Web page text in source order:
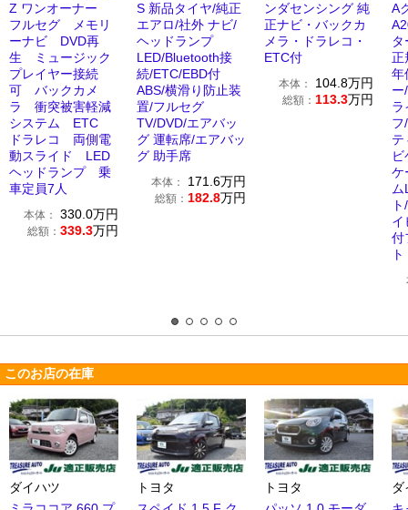
Z ワンオーナー
フルセグ メモリ
ーナビ DVD再
生 ミュージック
プレイヤー接続
可 バックカメ
ラ 衝突被害軽減
システム ETC
ドラレコ 両側電
動スライド LED
ヘッドランプ 乗
車定員7人
本体： 330.0万円
総額： 339.3万円
S 新品タイヤ/純正
エアロ/社外 ナビ/
ヘッドランプ
LED/Bluetooth接
続/ETC/EBD付
ABS/横滑り防止装
置/フルセグ
TV/DVD/エアバッ
グ 運転席/エアバッ
グ 助手席
本体： 171.6万円
総額： 182.8万円
ンダセンシング 純
正ナビ・バックカ
メラ・ドラレコ・
ETC付
本体： 104.8万円
総額： 113.3万円
A
正
年
ー
ラ
フ
テ
ケ
イ
付
ト
このお店の在庫
ダイハツ
トヨタ
トヨタ